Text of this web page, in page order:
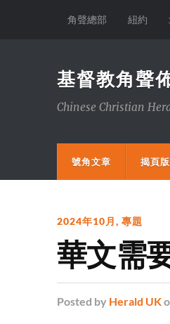
角聲總部 紐約
基督教角聲
Chinese Christian
號角文章 揭頁版
2024年10月, 專題
華文需
Posted by Herald UK